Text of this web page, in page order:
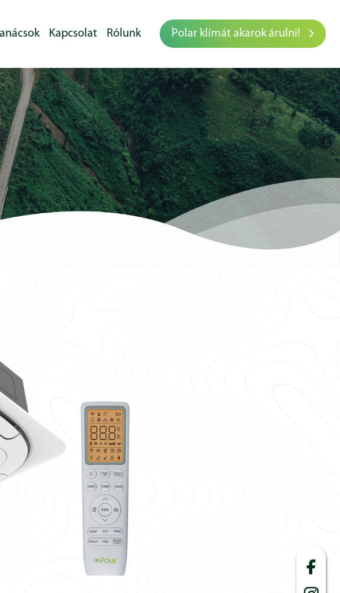
Kapcsolat Rólunk Polar klímát akarok árulni!